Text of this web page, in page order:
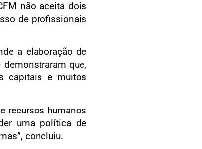
não aceita dois
de profissionais
a elaboração de
que,
capitais e muitos
recursos humanos
uma política de
concluiu.